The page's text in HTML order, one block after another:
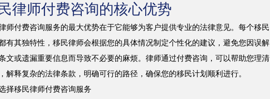
律师付费咨询的核心优势
师付费咨询服务的最大优势在于它能够为客户提供专业的法律意见。每个移民
有其独特性，移民律师会根据您的具体情况制定个性化的建议，避免您因误解
文或遗漏重要信息而导致不必要的麻烦。律师通过付费咨询，可以帮助您理清
解释复杂的法律条款，明确可行的路径，确保您的移民计划顺利进行。
择移民律师付费咨询服务